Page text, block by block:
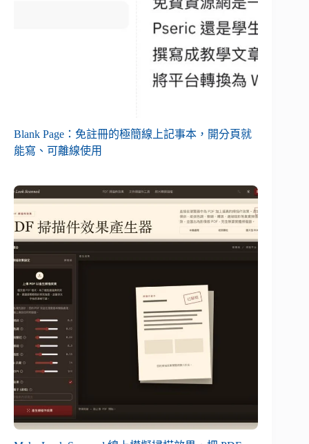
Blank Page：免註冊的極簡線上記事本，開分頁就
能寫、可離線使用